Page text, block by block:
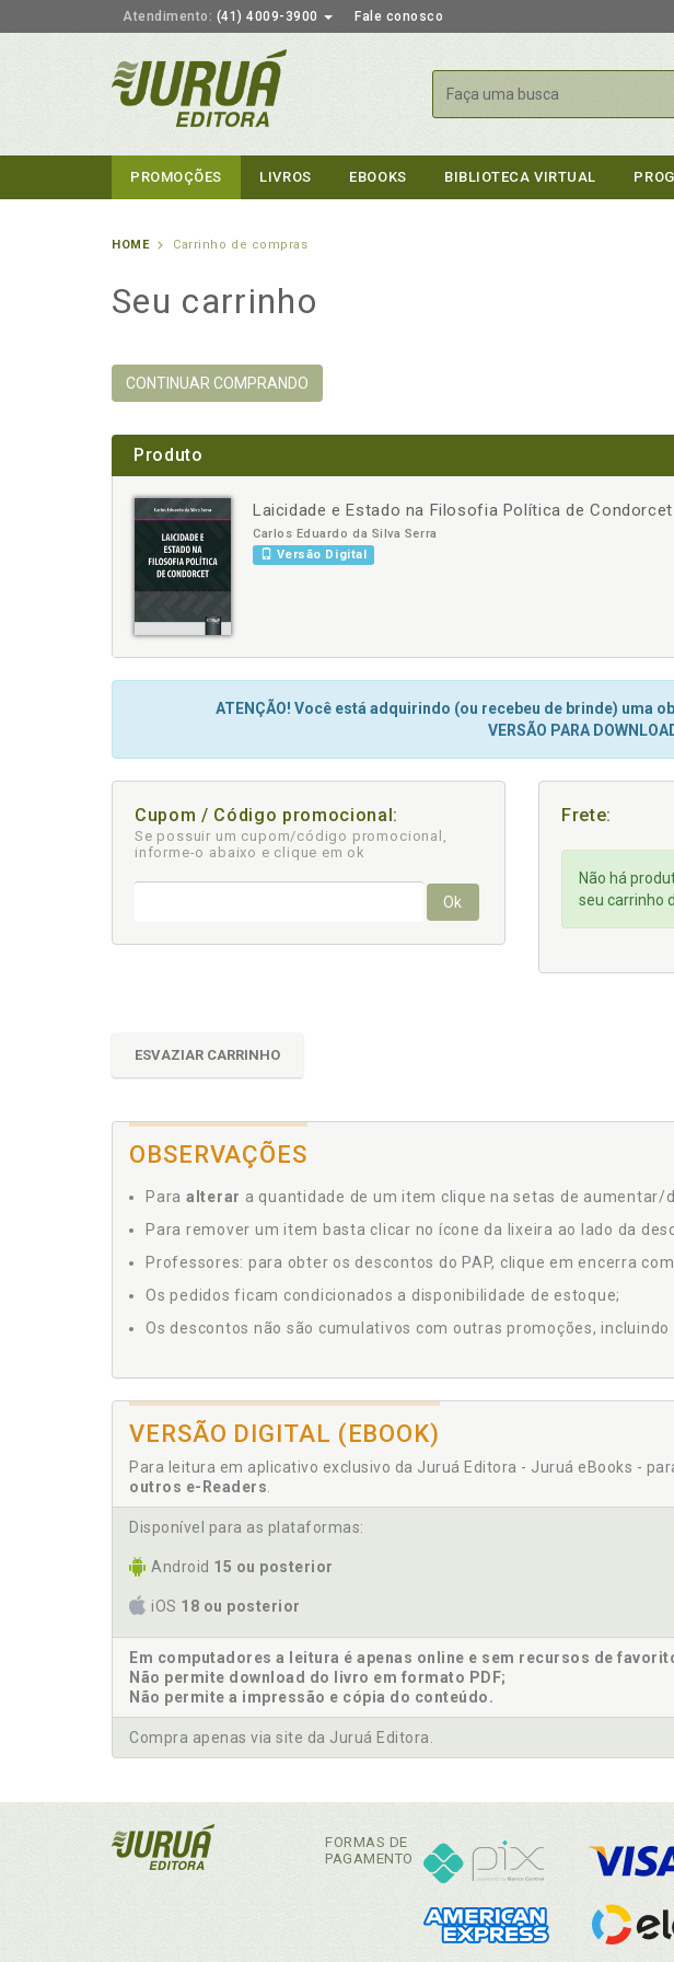
Atendimento: (41) 4009-3900 Fale conosco
Buscar
PROMOÇÕES LIVROS EBOOKS BIBLIOTECA VIRTUAL
HOME Carrinho de compras
Seu carrinho
CONTINUAR COMPRANDO
Produto
Laicidade e Estado na Filosofia Política de Condorcet
Carlos Eduardo da Silva Serra
Versão Digital
+
ATENÇÃO! Você está adquirindo (ou recebeu de brinde) uma
VERSÃO PARA
Cupom / Código promocional:
Se possuir um cupom/código promocional,
informe-o abaixo e clique em ok
Ok
Frete:
Não há
seu carrinho
ESVAZIAR CARRINHO
OBSERVAÇÕES
Para alterar a quantidade de um item clique na setas de
Para remover um item basta clicar no ícone da lixeira ao lado da
Professores: para obter os descontos do PAP, clique em encerra
Os pedidos ficam condicionados a disponibilidade de estoque;
Os descontos não são cumulativos com outras promoções, incluindo
VERSÃO DIGITAL (EBOOK)
Para leitura em aplicativo exclusivo da Juruá Editora - Juruá eBooks -
outros e-Readers
Disponível para as plataformas:
Android 15 ou posterior
iOS 18 ou posterior
Em computadores a leitura é apenas online e sem recursos de
Não permite download do livro em formato PDF;
Não permite a impressão e cópia do conteúdo.
Compra apenas via site da Juruá Editora.
FORMAS DE
PAGAMENTO